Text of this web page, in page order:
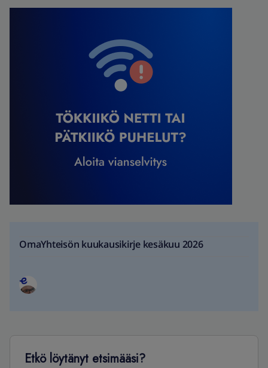
OmaYhteisön kuukausikirje kesäkuu 2026
Etkö löytänyt etsimääsi?